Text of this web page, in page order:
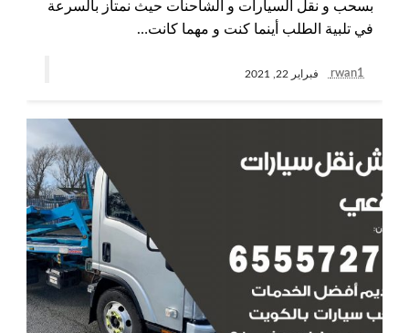
بسحب و نقل السيارات و الشاحنات حيث نمتاز بالسرعة
في تلبية الطلب أينما كنت و مهما كانت…
rwan1 فبراير 22, 2021